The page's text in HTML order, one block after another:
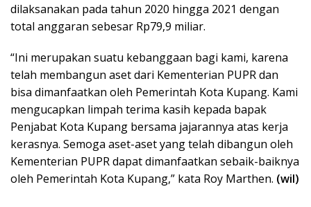
dilaksanakan pada tahun 2020 hingga 2021 dengan
total anggaran sebesar Rp79,9 miliar.
“Ini merupakan suatu kebanggaan bagi kami, karena
telah membangun aset dari Kementerian PUPR dan
bisa dimanfaatkan oleh Pemerintah Kota Kupang. Kami
mengucapkan limpah terima kasih kepada bapak
Penjabat Kota Kupang bersama jajarannya atas kerja
kerasnya. Semoga aset-aset yang telah dibangun oleh
Kementerian PUPR dapat dimanfaatkan sebaik-baiknya
oleh Pemerintah Kota Kupang,” kata Roy Marthen. (wil)